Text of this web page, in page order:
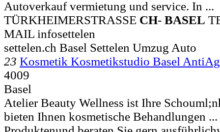
Autoverkauf vermietung und service. In ...
TÜRKHEIMERSTRASSE CH- BASEL
MAIL infosettelen
settelen.ch Basel Settelen Umzug Auto
23 Kosmetik Kosmetikstudio Basel
4009
Basel
Atelier Beauty Wellness ist Ihre
bieten Ihnen kosmetische Behandlungen